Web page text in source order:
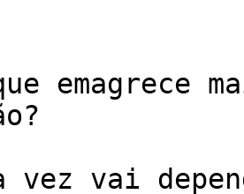
emagrece